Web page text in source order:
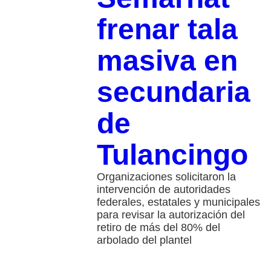
frenar tala
masiva en
secundaria
de
Tulancingo
Organizaciones solicitaron la
intervención de autoridades
federales, estatales y municipales
para revisar la autorización del
retiro de más del 80% del
arbolado del plantel